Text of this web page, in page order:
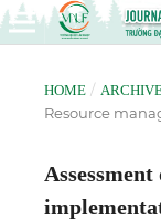
HOME /
Resource